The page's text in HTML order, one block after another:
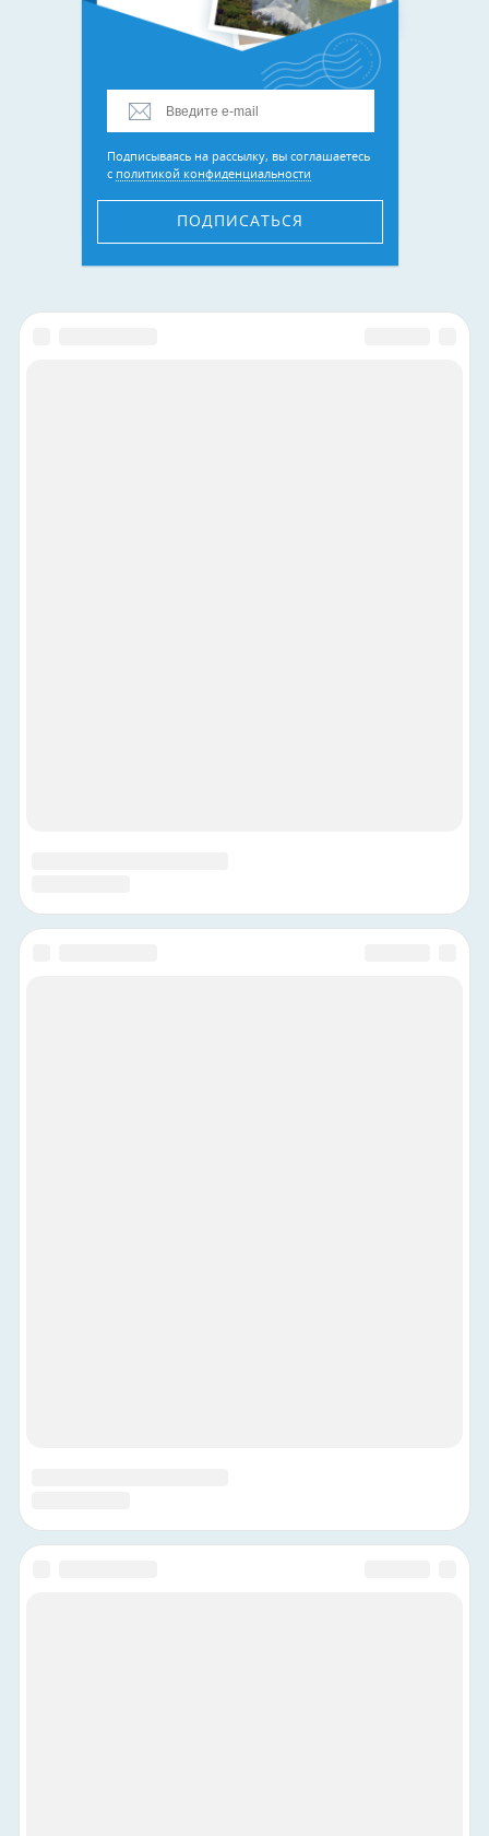
Подписываясь на рассылку, вы соглашаетесь
с политикой конфиденциальности
ПОДПИСАТЬСЯ